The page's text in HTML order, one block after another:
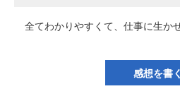
全てわかりやすくて、仕事に生か
感想を書く